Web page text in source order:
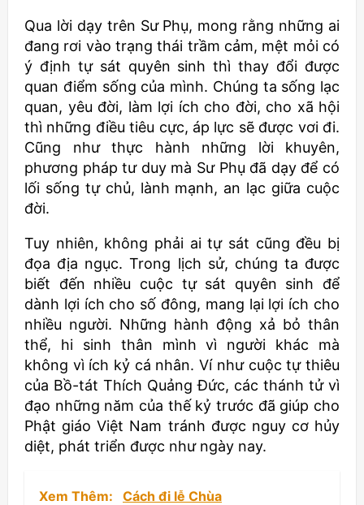
Qua lời dạy trên Sư Phụ, mong rằng những ai
đang rơi vào trạng thái trầm cảm, mệt mỏi có
ý định tự sát quyên sinh thì thay đổi được
quan điểm sống của mình. Chúng ta sống lạc
quan, yêu đời, làm lợi ích cho đời, cho xã hội
thì những điều tiêu cực, áp lực sẽ được vơi đi.
Cũng như thực hành những lời khuyên,
phương pháp tư duy mà Sư Phụ đã dạy để có
lối sống tự chủ, lành mạnh, an lạc giữa cuộc
đời.
Tuy nhiên, không phải ai tự sát cũng đều bị
đọa địa ngục. Trong lịch sử, chúng ta được
biết đến nhiều cuộc tự sát quyên sinh để
dành lợi ích cho số đông, mang lại lợi ích cho
nhiều người. Những hành động xả bỏ thân
thể, hi sinh thân mình vì người khác mà
không vì ích kỷ cá nhân. Ví như cuộc tự thiêu
của Bồ-tát Thích Quảng Đức, các thánh tử vì
đạo những năm của thế kỷ trước đã giúp cho
Phật giáo Việt Nam tránh được nguy cơ hủy
diệt, phát triển được như ngày nay.
Xem Thêm: Cách đi lễ Chùa